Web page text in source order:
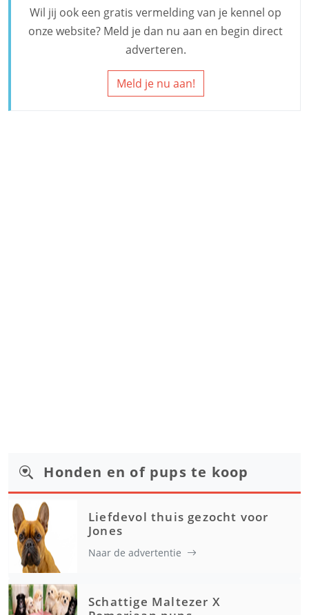
Wil jij ook een gratis vermelding van je kennel op
onze website? Meld je dan nu aan en begin direct
adverteren.
Meld je nu aan!
Honden en of pups te koop
Liefdevol thuis gezocht voor
Jones
Naar de advertentie
Schattige Maltezer X